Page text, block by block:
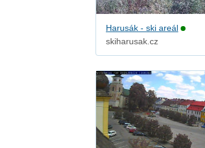
Harusák - ski areál
skiharusak.cz